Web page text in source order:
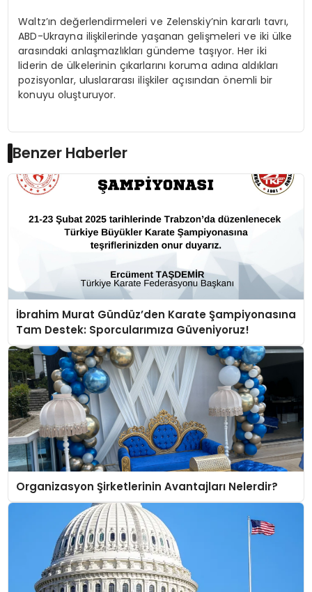
Waltz’ın değerlendirmeleri ve Zelenskiy’nin kararlı tavrı,
ABD-Ukrayna ilişkilerinde yaşanan gelişmeleri ve iki ülke
arasındaki anlaşmazlıkları gündeme taşıyor. Her iki
liderin de ülkelerinin çıkarlarını koruma adına aldıkları
pozisyonlar, uluslararası ilişkiler açısından önemli bir
konuyu oluşturuyor.
Benzer Haberler
İbrahim Murat Gündüz’den Karate Şampiyonasına
Tam Destek: Sporcularımıza Güveniyoruz!
Organizasyon Şirketlerinin Avantajları Nelerdir?